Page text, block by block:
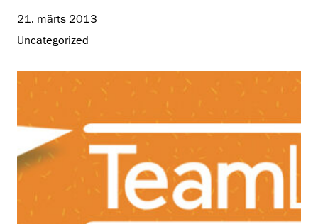
21. märts 2013
Uncategorized